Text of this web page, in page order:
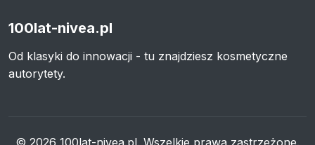
100lat-nivea.pl
Od klasyki do innowacji - tu znajdziesz kosmetyczne
autorytety.